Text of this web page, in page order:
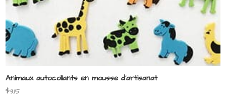
Animaux autocollants en mousse d’artisanat
$3.15